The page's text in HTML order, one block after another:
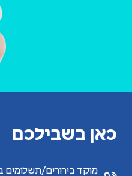
כאן בשבילכם